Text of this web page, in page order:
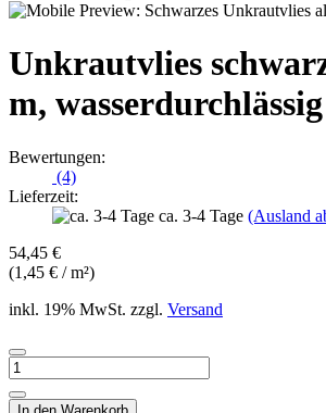
Unkrautvlies
m, wasserdurchlässig
Bewertungen:
(4)
Lieferzeit:
ca. 3-4 Tage (Ausland
54,45 €
(1,45 € / m²)
inkl. 19% MwSt. zzgl. Versand